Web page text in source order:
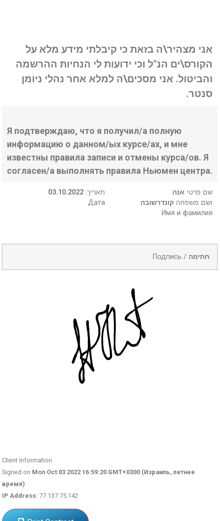
אני מצהיר\ה בזאת כי קיבלתי מידע מלא על
הקורס\ים הנ"ל וכי ידועות לי הנחיות ההרשמה
והביטול. אני מסכים\ה למלא אחר נהלי ניומן
סנטר.
Я подтверждаю, что я получил/а полную
информацию о данном/ых курсе/ах, и мне
известны правила записи и отмены курса/ов. Я
согласен/а выполнять правила Ньюмен центра.
03.10.2022 :תאריך
Дата
שם פרטי אנה
ושם משפחה קונדרשובה
Имя и фамилия
Подпись / חתימה
Client Information
Signed on Mon Oct 03 2022 16:59:20 GMT+0300 (Израиль, летнее
время)
IP Address: 77.137.75.142